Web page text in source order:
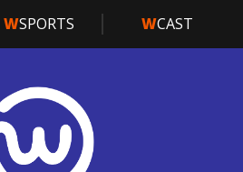
WSPORTS WCAST